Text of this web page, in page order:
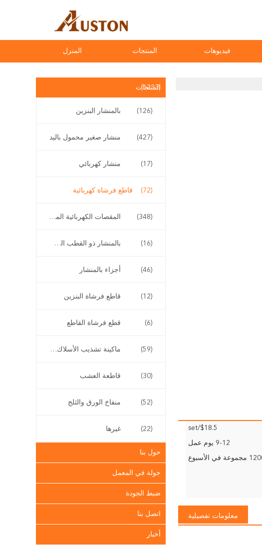
المنزل المنتجات فيديوهات
المنتجات(1233)
بالمنشار البنزين (126)
منشار صغير محمول باليد (427)
منشار كهربائي (17)
قاطع فرشاة كهربائية (72)
المقصات الكهربائية المقلم (348)
بالمنشار ذو القطب الطويل (16)
أجزاء بالمنشار (46)
قاطع فرشاة البنزين (12)
قطع فرشاة القاطع (6)
ماكينة تشذيب الأسلاك اللاسلكية (59)
قاطعة العشب (30)
منفاخ الورق والثلج (52)
غيرها (22)
حول بنا
جولة في المعمل
ضبط الجودة
اتصل بنا
أخبار
$18.5/set
9-12 يوم عمل
في الأسبوع
معلومات تفصيلية